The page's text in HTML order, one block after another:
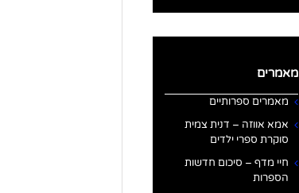
מאמרים
מאמרים ספרותיים
אמא אווזה – דנית צמית
סוקרת ספרי ילדים
חיי מדף – סיכום חדשות
הספרות